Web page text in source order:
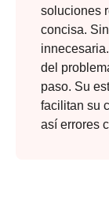
soluciones
concisa.
del
paso. Su
facilitan su
así errores